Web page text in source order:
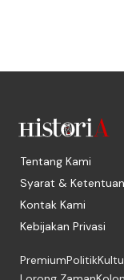
Tentang Kami
Syarat & Ketentuan
Kontak Kami
Kebijakan Privasi
PremiumPolitik